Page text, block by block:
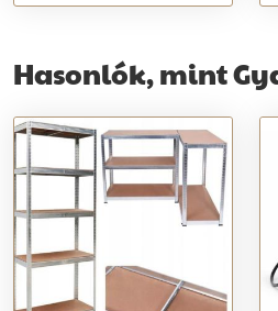
Hasonlók, mint